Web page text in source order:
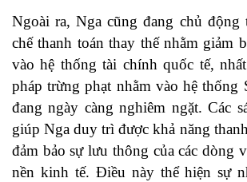
Ngoài ra, Nga cũng đang chủ động
chế thanh toán thay thế nhằm giảm
vào hệ thống tài chính quốc tế,
pháp trừng phạt nhằm vào hệ thống
đang ngày càng nghiêm ngặt. Các
giúp Nga duy trì được khả năng
đảm bảo sự lưu thông của các dòng
nền kinh tế. Điều này thể hiện sự